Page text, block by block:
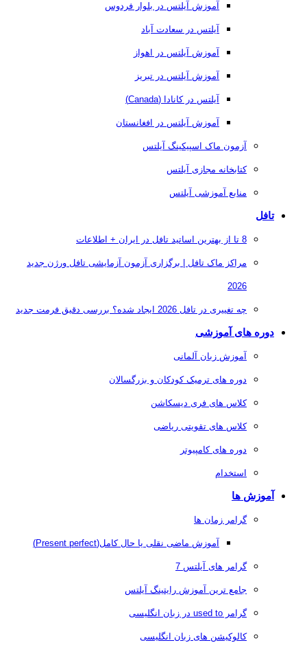
آموزش آیلتس در بلوار فردوس
آیلتس در سعادت آباد
آموزش آیلتس در اهواز
آموزش آیلتس در تبریز
آیلتس در کانادا (Canada)
آموزش آیلتس در افغانستان
آزمون ماک اسپیکینگ آیلتس
کتابخانه مجازی آیلتس
منابع آموزشی آیلتس
تافل
8 تا از بهترین اساتید تافل در ایران + اطلاعات
مراکز ماک تافل | برگزاری آزمون آزمایشی تافل ورژن جدید
2026
چه تغییری در تافل 2026 ایجاد شده؟ بررسی دقیق فرمت جدید
دوره های آموزشی
آموزش زبان آلمانی
دوره های ترمیک کودکان و بزرگسالان
کلاس های فری دیسکاشن
کلاس های تقویتی ریاضی
دوره های کامپیوتر
استخدام
آموزش ها
گرامر زمان ها
آموزش ماضی نقلی یا حال کامل(Present perfect)
گرامر های آیلتس 7
جامع ترین آموزش رایتینگ آیلتس
گرامر used to در زبان انگلیسی
کالوکیشن های زبان انگلیسی